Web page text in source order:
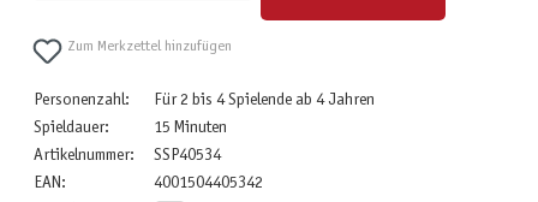
Zum Merkzettel hinzufügen
Personenzahl:
Für 2 bis 4 Spielende ab 4 Jahren
Spieldauer:
15 Minuten
Artikelnummer:
SSP40534
EAN:
4001504405342